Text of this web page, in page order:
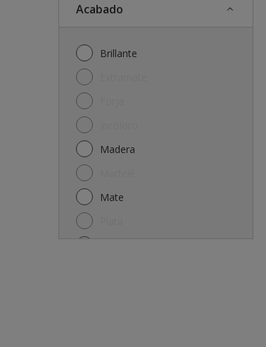
Acabado
Brillante
Madera
Mate